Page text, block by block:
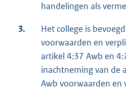
handelingen als
3.
Het college is
voorwaarden en
artikel 4:37 Awb en
inachtneming van de
Awb voorwaarden en